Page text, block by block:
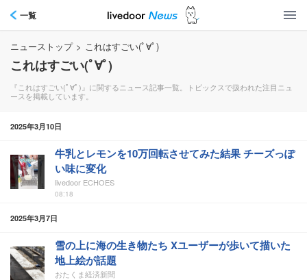
一覧
ニューストップ > これはすごい(ﾟ∀ﾟ)
これはすごい(ﾟ∀ﾟ)
『これはすごい(ﾟ∀ﾟ)』に関するニュース記事一覧。トピックスで扱われた注目ニュ
ースを掲載しています。
2025年3月10日
牛乳とレモンを10万回転させてみた結果 チーズっぽ
い味に変化
livedoor ECHOES
08:18
2025年3月7日
雪の上に海の生き物たち Xユーザーが歩いて描いた
地上絵が話題
おたくま経済新聞